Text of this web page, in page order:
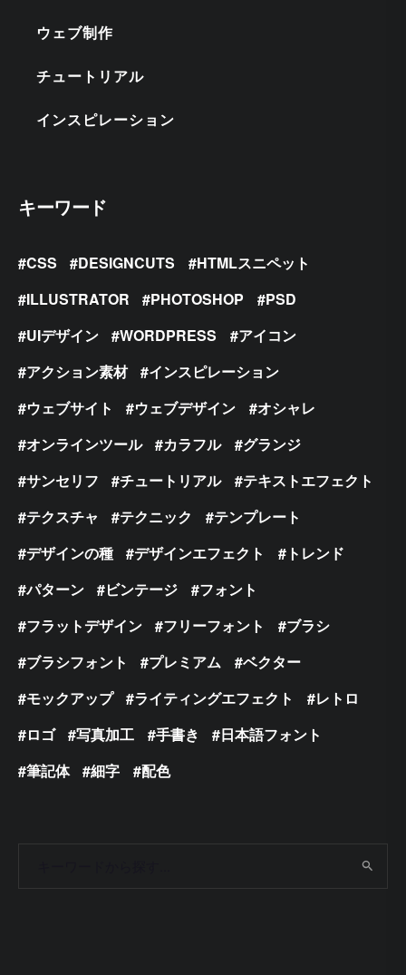
ウェブ制作
チュートリアル
インスピレーション
キーワード
CSS DESIGNCUTS
HTMLスニペット
ILLUSTRATOR
PHOTOSHOP
PSD
UIデザイン
WORDPRESS
アイコン
アクション素材
インスピレーション
ウェブサイト
ウェブデザイン
オシャレ
オンラインツール
カラフル
グランジ
サンセリフ
チュートリアル
テキストエフェクト
テクスチャ
テクニック
テンプレート
デザインの種
デザインエフェクト
トレンド
パターン
ビンテージ
フォント
フラットデザイン
フリーフォント
ブラシ
ブラシフォント
プレミアム
ベクター
モックアップ
ライティングエフェクト
レトロ
ロゴ
写真加工 手書き
日本語フォント
筆記体
細字 配色